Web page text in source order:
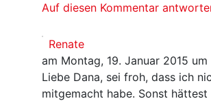
Auf diesen Kommentar
Renate
am Montag, 19. Januar 2015 um
Liebe Dana, sei froh, dass ich
mitgemacht habe. Sonst hättest